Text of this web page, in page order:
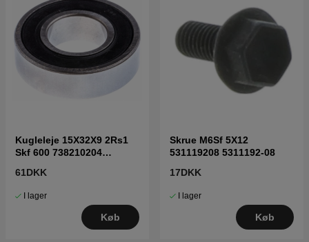
Kugleleje 15X32X9 2Rs1
Skf 600 738210204
61DKK
I lager
Køb
Skrue M6Sf 5X12
531119208 5311192-08
17DKK
I lager
Køb